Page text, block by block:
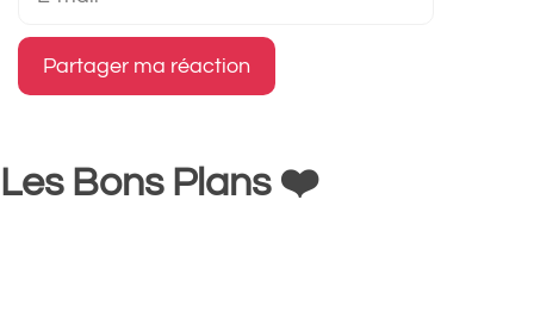
Les Bons Plans ❤️